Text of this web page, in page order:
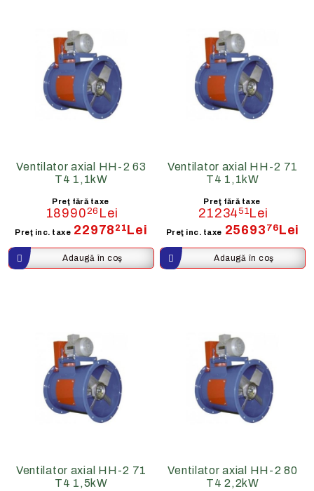
Ventilator axial HH-2 63
T4 1,1kW
Preţ fără taxe
1899026 Lei
Preţ inc. taxe 22978 21 Lei
Ventilator axial HH-2 71
T4 1,1kW
Preţ fără taxe
2123451Lei
Preţ inc. taxe 25693 76 Lei
Ventilator axial HH-2 71
T4 1,5kW
Ventilator axial HH-2 80
T4 2,2kW